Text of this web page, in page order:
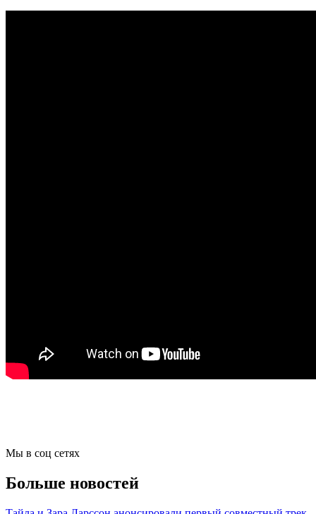
Мы в соц сетях
Больше новостей